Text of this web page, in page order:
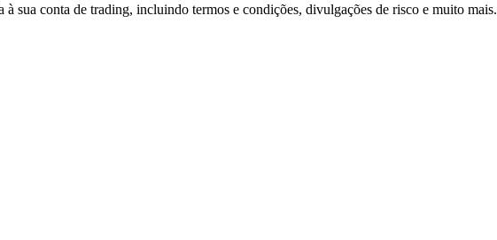
à sua conta de trading, incluindo termos e condições, divulgações de risco e muito mais.